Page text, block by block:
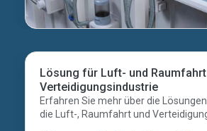
Lösung für Luft- und
Verteidigungsindustrie
Erfahren Sie mehr über die
die Luft-, Raumfahrt und